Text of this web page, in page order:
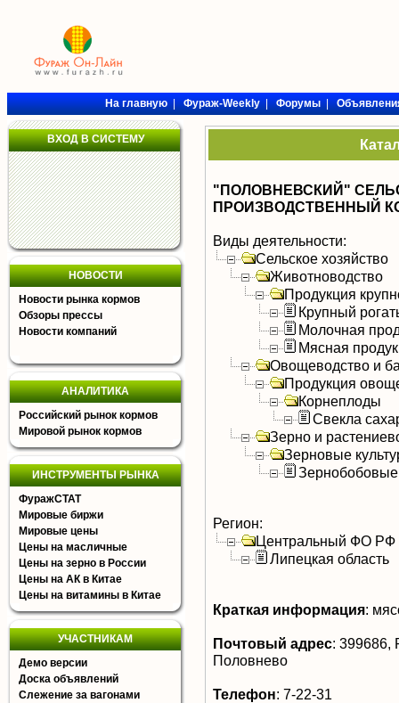
На главную|Фураж-Weekly|Форумы|
ВХОД В СИСТЕМУ
НОВОСТИ
Новости рынка кормов
Обзоры прессы
Новости компаний
АНАЛИТИКА
Российский рынок кормов
Мировой рынок кормов
ИНСТРУМЕНТЫ РЫНКА
ФуражСТАТ
Мировые биржи
Мировые цены
Цены на масличные
Цены на зерно в России
Цены на АК в Китае
Цены на витамины в Китае
УЧАСТНИКАМ
Демо версии
Доска объявлений
Слежение за вагонами
"ПОЛОВНЕВСКИЙ"
ПРОИЗВОДСТВЕННЫЙ
Виды деятельности:
Сельское хозяйство
Животноводство
Продукция
Крупный
Молочная
Мясная
Овощеводство и
Продукция
Корнеплоды
Свекла
Зерно и
Зерновые
Зернобобовые
Регион:
Центральный ФО РФ
Липецкая область
Краткая информация:
Почтовый адрес: 399686,
Половнево
Телефон: 7-22-31